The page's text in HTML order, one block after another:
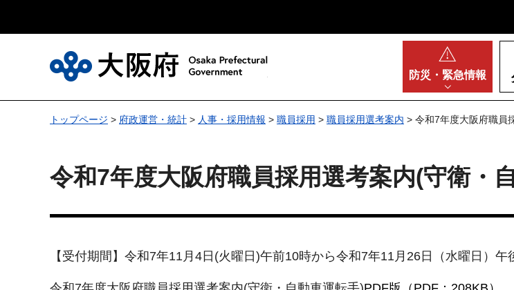
防災・ 緊急情報
トップページ > 府政運営・統計 > 人事・採用情報 > 職員採用 > 職員採用選考案内 > 令和7年度大阪府職員
令和7年度大阪府職員採用選考案内(守衛・
【受付期間】令和7年11月4日(火曜日)午前10時から令和7年11月26日（水曜日）午